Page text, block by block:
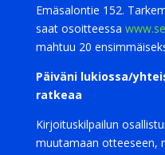
Emäsalontie 152.
saat osoitteessa
mahtuu 20
Päiväni lukiossa/
ratkeaa
Kirjoituskilpailun
muutamaan otteeseen,